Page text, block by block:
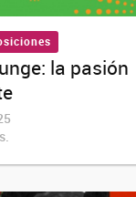
la pasión